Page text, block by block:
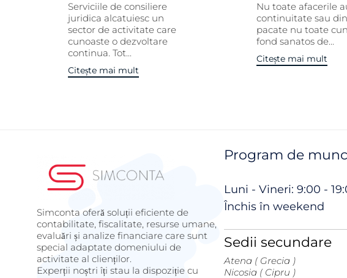
Serviciile de consiliere
juridica alcatuiesc un
sector de activitate care
cunoaste o dezvoltare
continua. Tot...
Citește mai mult
Nu toate afacerile
continuitate sau din
pacate nu toate
fond sanatos de...
Citește mai mult
Simconta oferă soluții eficiente de
contabilitate, fiscalitate, resurse umane,
evaluări și analize financiare care sunt
special adaptate domeniului de
activitate al clienților.
Experții noștri îți stau la dispoziție cu
Program de
Luni - Vineri: 9:00 -
Închis în weekend
Sedii secundare
Atena ( Grecia )
Nicosia ( Cipru )